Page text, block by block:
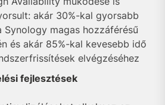
akár 30%-kal gyorsabb
magas hozzáférésű
és akár 85%-kal kevesebb idő
elvégzéséhez
fejlesztések